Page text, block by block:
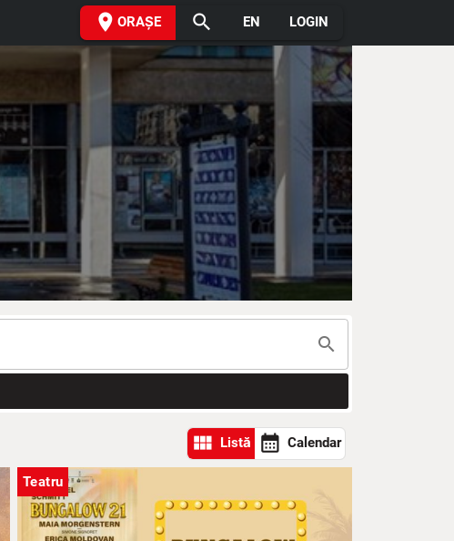
placeORAȘE search EN LOGIN
search
view_module Listă calendar_month Calendar
Teatru